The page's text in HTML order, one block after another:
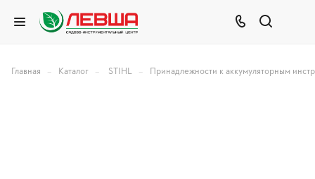
Главная – Каталог – STIHL – Принадлежности к аккумуляторным